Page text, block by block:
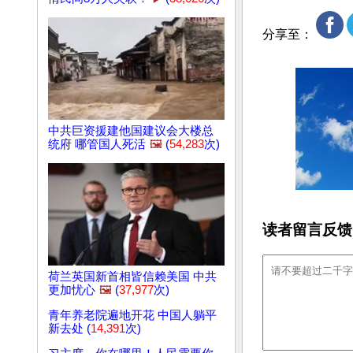
中共巨资援建他国建议会大楼总
统府 哪管国人死活 🖼️ (54,283次)
荷兰英国新首相皆信赖美国 中共
更加忧心 🖼️ (37,977次)
青年养老院遍地开花 中国人躺平
新去处 (14,391次)
分享至：
读者留言反